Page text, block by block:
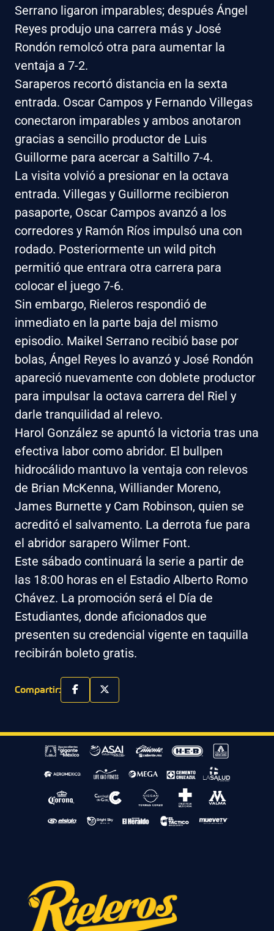
Serrano ligaron imparables; después Ángel
Reyes produjo una carrera más y José
Rondón remolcó otra para aumentar la
ventaja a 7-2.
Saraperos recortó distancia en la sexta
entrada. Oscar Campos y Fernando Villegas
conectaron imparables y ambos anotaron
gracias a sencillo productor de Luis
Guillorme para acercar a Saltillo 7-4.
La visita volvió a presionar en la octava
entrada. Villegas y Guillorme recibieron
pasaporte, Oscar Campos avanzó a los
corredores y Ramón Ríos impulsó una con
rodado. Posteriormente un wild pitch
permitió que entrara otra carrera para
colocar el juego 7-6.
Sin embargo, Rieleros respondió de
inmediato en la parte baja del mismo
episodio. Maikel Serrano recibió base por
bolas, Ángel Reyes lo avanzó y José Rondón
apareció nuevamente con doblete productor
para impulsar la octava carrera del Riel y
darle tranquilidad al relevo.
Harol González se apuntó la victoria tras una
efectiva labor como abridor. El bullpen
hidrocálido mantuvo la ventaja con relevos
de Brian McKenna, Williander Moreno,
James Burnette y Cam Robinson, quien se
acreditó el salvamento. La derrota fue para
el abridor sarapero Wilmer Font.
Este sábado continuará la serie a partir de
las 18:00 horas en el Estadio Alberto Romo
Chávez. La promoción será el Día de
Estudiantes, donde aficionados que
presenten su credencial vigente en taquilla
recibirán boleto gratis.
Compartir: